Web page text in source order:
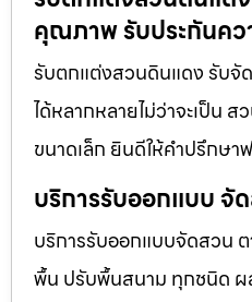
คุณภาพ รับประกันค
รับตกแต่งสวนดินแดง รับจั
ได้หลากหลายไม่ว่าจะเป็น
ขนาดเล็ก ยินดีให้คำปรึกษา
บริการรับออกแบบ จั
บริการรับออกแบบจัดสวน
พื้น ปรับพื้นสนาม ทุกชนิด ผ